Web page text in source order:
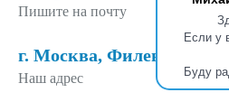
Если у
Буду
Пишите на почту
г. Москва, Филевский б-
Наш адрес